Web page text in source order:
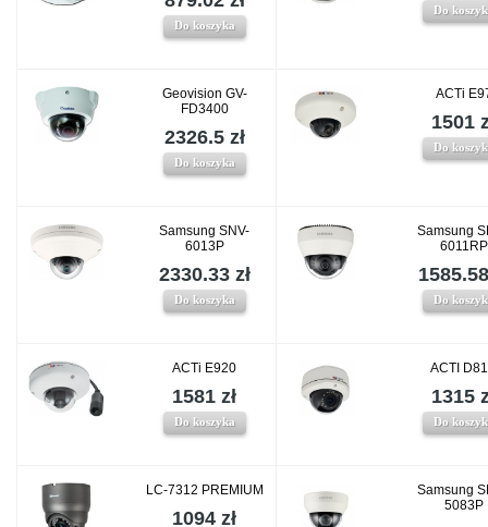
Do koszyka
Do
Geovision GV-
FD3400
2326.5 zł
Do koszyka
ACTi
1501
Do
Samsung SNV-
6013P
2330.33 zł
Do koszyka
Samsung
6011RP
Do
ACTi E920
1581 zł
Do koszyka
ACTI
1315
Do
LC-7312 PREMIUM
1094 zł
Samsung
5083P